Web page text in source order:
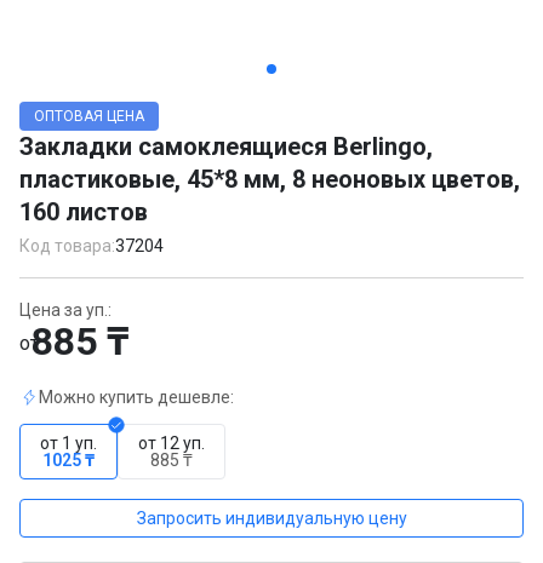
of
3
ОПТОВАЯ ЦЕНА
Закладки самоклеящиеся Berlingo,
пластиковые, 45*8 мм, 8 неоновых цветов,
160 листов
Код товара:37204
Цена за уп.:
от885 ₸
Можно купить дешевле:
от 1 уп.
1025 ₸
от 12 уп.
885 ₸
Запросить индивидуальную цену